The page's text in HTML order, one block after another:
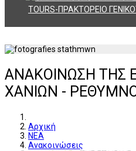
TOURS-ΠΡΑΚΤΟΡΕΙΟ
ΑΝΑΚΟΙΝΩΣΗ ΤΗΣ
ΧΑΝΙΩΝ -
Αρχική
ΝΕΑ
Ανακοινώσεις